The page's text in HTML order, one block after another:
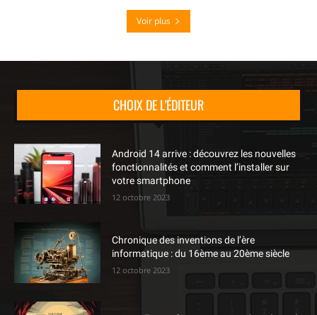
Voir plus
CHOIX DE L'ÉDITEUR
Android 14 arrive : découvrez les nouvelles
fonctionnalités et comment l’installer sur
votre smartphone
12 octobre 2023
Chronique des inventions de l’ère
informatique : du 16ème au 20ème siècle
12 octobre 2023